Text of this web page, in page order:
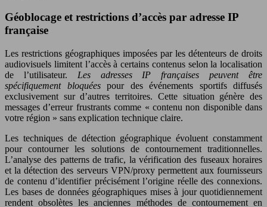
Géoblocage et restrictions d’accès par adresse IP
française
Les restrictions géographiques imposées par les détenteurs de droits
audiovisuels limitent l’accès à certains contenus selon la localisation
de l’utilisateur. Les adresses IP françaises peuvent être
spécifiquement bloquéespour des événements sportifs diffusés
exclusivement sur d’autres territoires. Cette situation génère des
messages d’erreur frustrants comme « contenu non disponible dans
votre région » sans explication technique claire.
Les techniques de détection géographique évoluent constamment
pour contourner les solutions de contournement traditionnelles.
L’analyse des patterns de trafic, la vérification des fuseaux horaires
et la détection des serveurs VPN/proxy permettent aux fournisseurs
de contenu d’identifier précisément l’origine réelle des connexions.
Les bases de données géographiques mises à jour quotidiennement
rendent obsolètes les anciennes méthodes de contournement en